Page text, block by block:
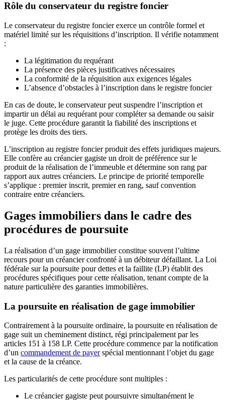
Rôle du conservateur du registre foncier
Le conservateur du registre foncier exerce un contrôle formel et
matériel limité sur les réquisitions d’inscription. Il vérifie notamment
:
La légitimation du requérant
La présence des pièces justificatives nécessaires
La conformité de la réquisition aux exigences légales
L’absence d’obstacles à l’inscription dans le registre foncier
En cas de doute, le conservateur peut suspendre l’inscription et
impartir un délai au requérant pour compléter sa demande ou saisir
le juge. Cette procédure garantit la fiabilité des inscriptions et
protège les droits des tiers.
L’inscription au registre foncier produit des effets juridiques majeurs.
Elle confère au créancier gagiste un droit de préférence sur le
produit de la réalisation de l’immeuble et détermine son rang par
rapport aux autres créanciers. Le principe de priorité temporelle
s’applique : premier inscrit, premier en rang, sauf convention
contraire entre créanciers.
Gages immobiliers dans le cadre des
procédures de poursuite
La réalisation d’un gage immobilier constitue souvent l’ultime
recours pour un créancier confronté à un débiteur défaillant. La Loi
fédérale sur la poursuite pour dettes et la faillite (LP) établit des
procédures spécifiques pour cette réalisation, tenant compte de la
nature particulière des garanties immobilières.
La poursuite en réalisation de gage immobilier
Contrairement à la poursuite ordinaire, la poursuite en réalisation de
gage suit un cheminement distinct, régi principalement par les
articles 151 à 158 LP. Cette procédure commence par la notification
d’un commandement de payerspécial mentionnant l’objet du gage
et la cause de la créance.
Les particularités de cette procédure sont multiples :
Le créancier gagiste peut poursuivre simultanément le